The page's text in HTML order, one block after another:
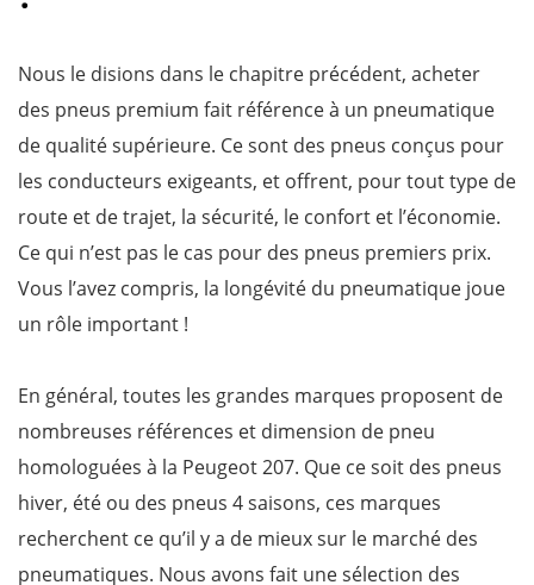
Nous le disions dans le chapitre précédent, acheter
des pneus premium fait référence à un pneumatique
de qualité supérieure. Ce sont des pneus conçus pour
les conducteurs exigeants, et offrent, pour tout type de
route et de trajet, la sécurité, le confort et l’économie.
Ce qui n’est pas le cas pour des pneus premiers prix.
Vous l’avez compris, la longévité du pneumatique joue
un rôle important !
En général, toutes les grandes marques proposent de
nombreuses références et dimension de pneu
homologuées à la Peugeot 207. Que ce soit des pneus
hiver, été ou des pneus 4 saisons, ces marques
recherchent ce qu’il y a de mieux sur le marché des
pneumatiques. Nous avons fait une sélection des